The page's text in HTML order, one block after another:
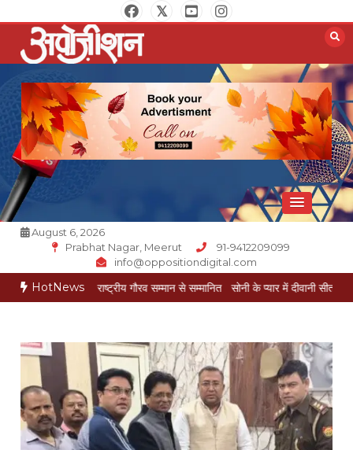
to
content
Opposition Digital
August 6, 2026
Prabhat Nagar, Meerut
91-9412209099
info@oppositiondigital.com
HotNews
गोयल राष्ट्रीय गौरव सम्मान से सम्मानित सोनी के प्यार में दीवानी सीता पहुंची मेरठ सोनी